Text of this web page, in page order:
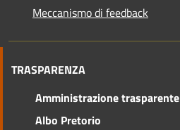
Meccanismo di feedback
TRASPARENZA
Amministrazione trasparente
Albo Pretorio